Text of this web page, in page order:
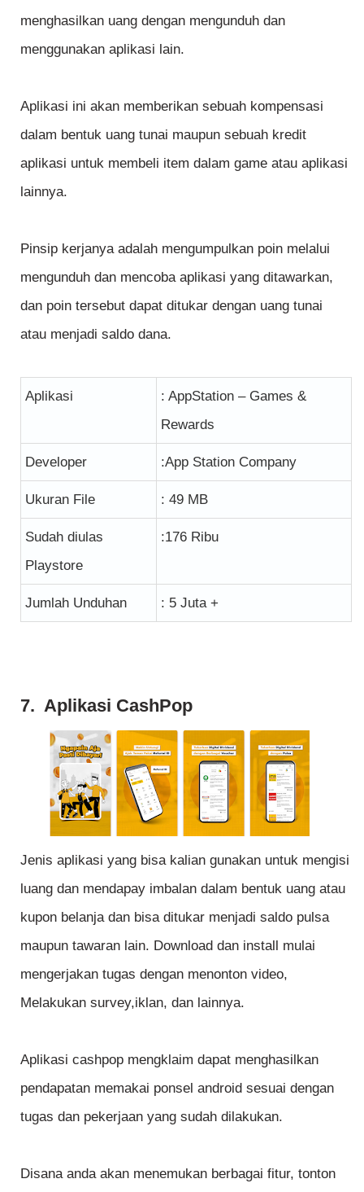
menghasilkan uang dengan mengunduh dan
menggunakan aplikasi lain.
Aplikasi ini akan memberikan sebuah kompensasi
dalam bentuk uang tunai maupun sebuah kredit
aplikasi untuk membeli item dalam game atau aplikasi
lainnya.
Pinsip kerjanya adalah mengumpulkan poin melalui
mengunduh dan mencoba aplikasi yang ditawarkan,
dan poin tersebut dapat ditukar dengan uang tunai
atau menjadi saldo dana.
Aplikasi
: AppStation – Games &
Rewards
Developer :App Station Company
Ukuran File : 49 MB
Sudah diulas
Playstore
:176 Ribu
Jumlah Unduhan : 5 Juta +
7. Aplikasi CashPop
Jenis aplikasi yang bisa kalian gunakan untuk mengisi
luang dan mendapay imbalan dalam bentuk uang atau
kupon belanja dan bisa ditukar menjadi saldo pulsa
maupun tawaran lain. Download dan install mulai
mengerjakan tugas dengan menonton video,
Melakukan survey,iklan, dan lainnya.
Aplikasi cashpop mengklaim dapat menghasilkan
pendapatan memakai ponsel android sesuai dengan
tugas dan pekerjaan yang sudah dilakukan.
Disana anda akan menemukan berbagai fitur, tonton